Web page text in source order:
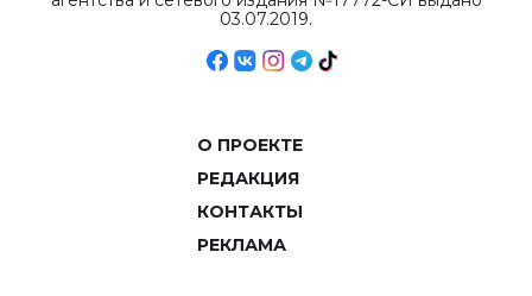
03.07.2019.
О ПРОЕКТЕ
РЕДАКЦИЯ
КОНТАКТЫ
РЕКЛАМА